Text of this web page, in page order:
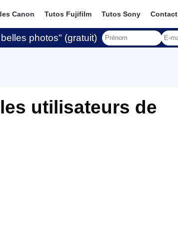
Canon Tutos Fujifilm Tutos Sony Contact
photos" (gratuit)
utilisateurs de